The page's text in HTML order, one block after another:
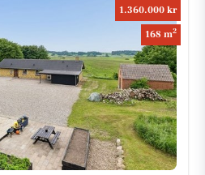
1.360.000 kr
168 m2